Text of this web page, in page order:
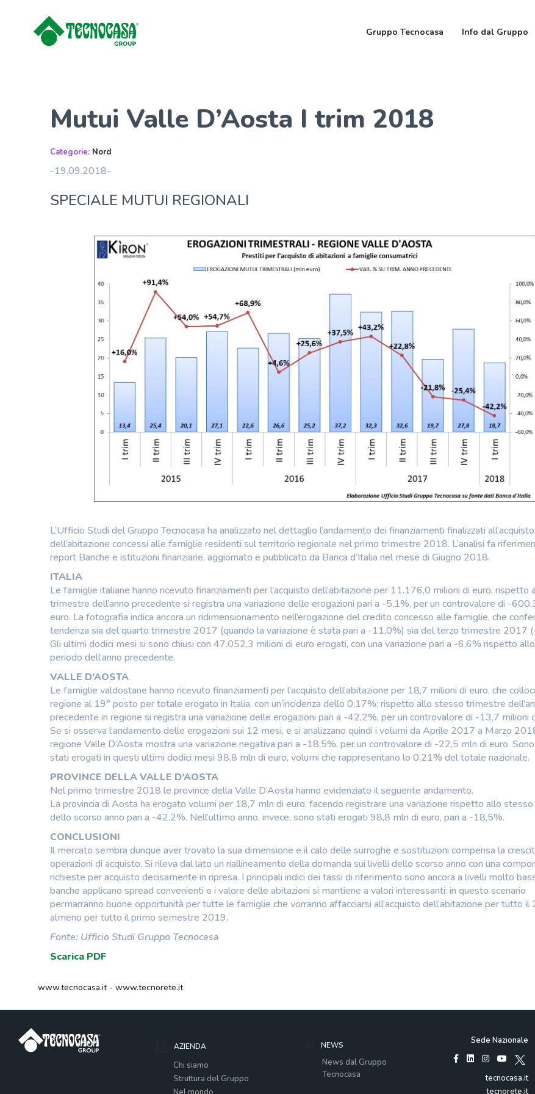
Gruppo Tecnocasa Info dal Gruppo
Mutui Valle D’Aosta I trim 2018
Categorie: Nord
-19.09.2018-
SPECIALE MUTUI REGIONALI
L’Ufficio Studi del Gruppo Tecnocasa ha analizzato nel dettaglio l’andamento dei finanziamenti finalizzati all’acquisto
dell’abitazione concessi alle famiglie residenti sul territorio regionale nel primo trimestre 2018. L’analisi fa
report Banche e istituzioni finanziarie, aggiornato e pubblicato da Banca d’Italia nel mese di Giugno 2018.
ITALIA
Le famiglie italiane hanno ricevuto finanziamenti per l’acquisto dell’abitazione per 11.176,0 milioni di euro, rispetto
trimestre dell’anno precedente si registra una variazione delle erogazioni pari a -5,1%, per un controvalore di -
euro. La fotografia indica ancora un ridimensionamento nell’erogazione del credito concesso alle famiglie, che
tendenza sia del quarto trimestre 2017 (quando la variazione è stata pari a -11,0%) sia del terzo trimestre 2017
Gli ultimi dodici mesi si sono chiusi con 47.052,3 milioni di euro erogati, con una variazione pari a -6,6% rispetto
periodo dell’anno precedente.
VALLE D’AOSTA
Le famiglie valdostane hanno ricevuto finanziamenti per l’acquisto dell’abitazione per 18,7 milioni di euro, che
regione al 19° posto per totale erogato in Italia, con un’incidenza dello 0,17%; rispetto allo stesso trimestre
precedente in regione si registra una variazione delle erogazioni pari a -42,2%, per un controvalore di -13,7 milioni
Se si osserva l’andamento delle erogazioni sui 12 mesi, e si analizzano quindi i volumi da Aprile 2017 a Marzo
regione Valle D’Aosta mostra una variazione negativa pari a -18,5%, per un controvalore di -22,5 mln di euro.
stati erogati in questi ultimi dodici mesi 98,8 mln di euro, volumi che rappresentano lo 0,21% del totale nazionale.
PROVINCE DELLA VALLE D’AOSTA
Nel primo trimestre 2018 le province della Valle D’Aosta hanno evidenziato il seguente andamento.
La provincia di Aosta ha erogato volumi per 18,7 mln di euro, facendo registrare una variazione rispetto allo
dello scorso anno pari a -42,2%. Nell’ultimo anno, invece, sono stati erogati 98,8 mln di euro, pari a -18,5%.
CONCLUSIONI
Il mercato sembra dunque aver trovato la sua dimensione e il calo delle surroghe e sostituzioni compensa la
operazioni di acquisto. Si rileva dal lato un riallineamento della domanda sui livelli dello scorso anno con una
richieste per acquisto decisamente in ripresa. I principali indici dei tassi di riferimento sono ancora a livelli molto
banche applicano spread convenienti e i valore delle abitazioni si mantiene a valori interessanti: in questo scenario
permarranno buone opportunità per tutte le famiglie che vorranno affacciarsi all’acquisto dell’abitazione per tutto il
almeno per tutto il primo semestre 2019.
Fonte: Ufficio Studi Gruppo Tecnocasa
Scarica PDF
www.tecnocasa.it- www.tecnorete.it
AZIENDA
Chi siamo
Struttura del Gruppo
NEWS
News dal Gruppo
Tecnocasa
Sede Nazionale
tecnocasa.it
tecnorete.it